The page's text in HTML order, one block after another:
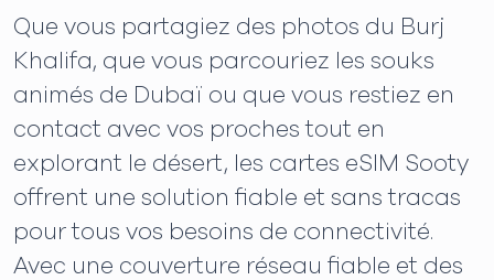
Que vous partagiez des photos du Burj
Khalifa, que vous parcouriez les souks
animés de Dubaï ou que vous restiez en
contact avec vos proches tout en
explorant le désert, les cartes eSIM Sooty
offrent une solution fiable et sans tracas
pour tous vos besoins de connectivité.
Avec une couverture réseau fiable et des